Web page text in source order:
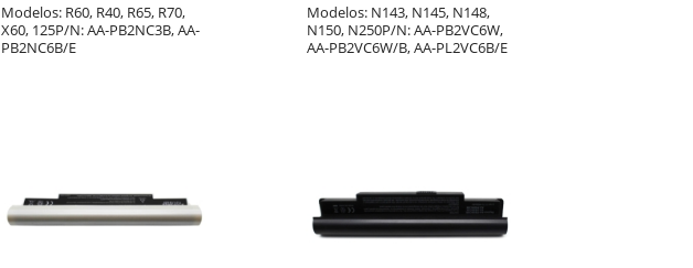
Modelos: R60, R40, R65, R70,
X60, 125P/N: AA-PB2NC3B, AA-
PB2NC6B/E
Modelos: N143, N145, N148,
N150, N250P/N: AA-PB2VC6W,
AA-PB2VC6W/B, AA-PL2VC6B/E